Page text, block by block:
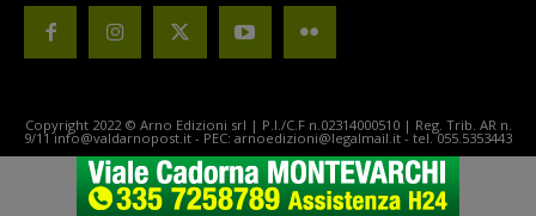
Copyright 2022 © Arno Edizioni srl | P.I./C.F n.02314000510 | Reg. Trib. AR n.
9/11 info@valdarnopost.it - PEC: arnoedizioni@legalmail.it - tel. 055.5353443